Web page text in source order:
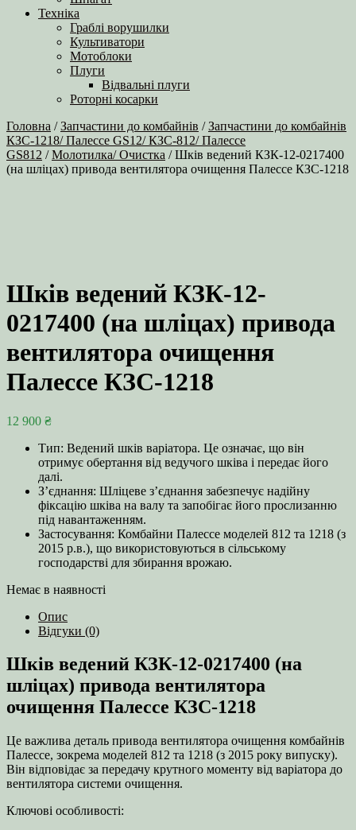
Техніка
Граблі ворушилки
Культиватори
Мотоблоки
Плуги
Відвальні плуги
Роторні косарки
Головна /Запчастини до комбайнів /Запчастини до комбайнів
КЗС-1218/ Палессе GS12/ КЗС-812/ Палессе
GS812 /Молотилка/ Очистка / Шків ведений КЗК-12-0217400
(на шліцах) привода вентилятора очищення Палессе КЗС-1218
Шків ведений КЗК-12-
0217400 (на шліцах) привода
вентилятора очищення
Палессе КЗС-1218
12 900 ₴
Тип: Ведений шків варіатора. Це означає, що він
отримує обертання від ведучого шківа і передає його
далі.
З’єднання: Шліцеве з’єднання забезпечує надійну
фіксацію шківа на валу та запобігає його прослизанню
під навантаженням.
Застосування: Комбайни Палессе моделей 812 та 1218 (з
2015 р.в.), що використовуються в сільському
господарстві для збирання врожаю.
Немає в наявності
Опис
Відгуки (0)
Шків ведений КЗК-12-0217400 (на
шліцах) привода вентилятора
очищення Палессе КЗС-1218
Це важлива деталь привода вентилятора очищення комбайнів
Палессе, зокрема моделей 812 та 1218 (з 2015 року випуску).
Він відповідає за передачу крутного моменту від варіатора до
вентилятора системи очищення.
Ключові особливості: